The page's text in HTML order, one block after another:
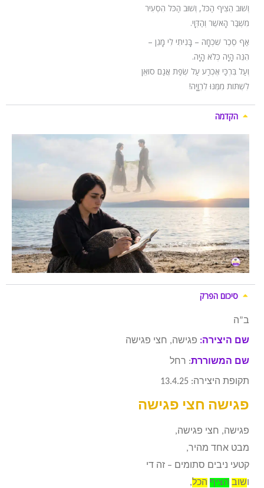
וְשׁוּב הֵצִיף הַכֹּל, וְשׁוּב הַכֹּל הִסְעִיר
מִשְׁבַּר הָאֹשֶׁר וְהַדְּוָי.
אַף סֶכֶר שִׁכְחָה – בָּנִיתִי לִי מָגֵן –
הִנֵּה הָיָה כְּלֹא הָיָה.
וְעַל בִּרְכַּי אֶכְרַע עַל שְׂפַת אֲגַם סוֹאֵן
לִשְׁתּוֹת מִמֶּנּוּ לִרְוָיָה!
הקדמה
סיכום הפרק
ב”ה
שם היצירה: פגישה, חצי פגישה
שם המשוררת: רחל
תקופת היצירה: 13.4.25
פגישה חצי פגישה
פגישה, חצי פגישה,
מבט אחד מהיר,
קטעי ניבים סתומים – זה די
שוב הציף הכל,